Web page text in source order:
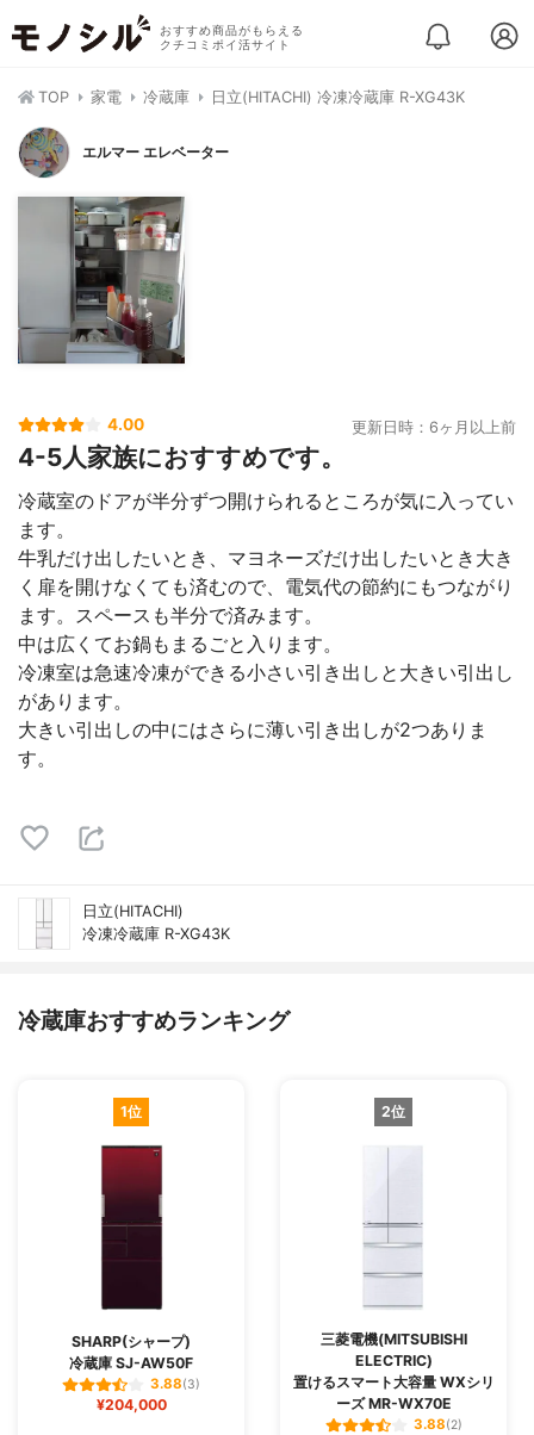
おすすめ商品がもらえる
クチコミポイ活サイト
TOP 家電 冷蔵庫 日立(HITACHI) 冷凍冷蔵庫 R-XG43K
エルマー エレベーター
4.00 更新日時：6ヶ月以上前
4-5人家族におすすめです。
冷蔵室のドアが半分ずつ開けられるところが気に入ってい
ます。
牛乳だけ出したいとき、マヨネーズだけ出したいとき大き
く扉を開けなくても済むので、電気代の節約にもつながり
ます。スペースも半分で済みます。
中は広くてお鍋もまるごと入ります。
冷凍室は急速冷凍ができる小さい引き出しと大きい引出し
があります。
大きい引出しの中にはさらに薄い引き出しが2つありま
す。
日立(HITACHI)
冷凍冷蔵庫 R-XG43K
冷蔵庫おすすめランキング
1位
SHARP(シャープ)
冷蔵庫 SJ-AW50F
3.88(3)
¥204,000
2位
三菱電機(MITSUBISHI
ELECTRIC)
置けるスマート大容量 WXシリ
ーズ MR-WX70E
3.88(2)